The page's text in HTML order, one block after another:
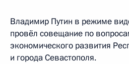
Владимир Путин в режиме
провёл совещание по
экономического развития
и города Севастополя.